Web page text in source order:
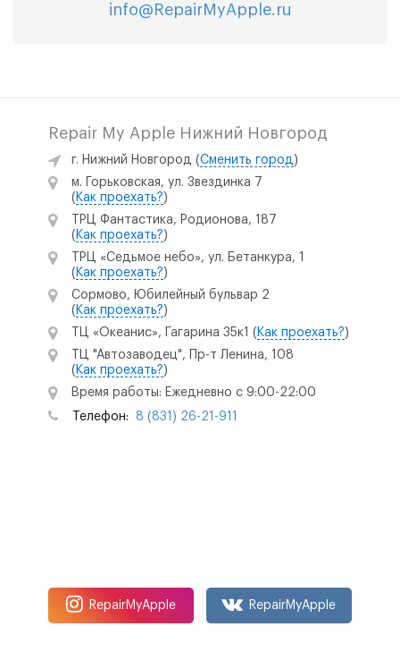
info@RepairMyApple.ru
Repair My Apple Нижний Новгород
г. Нижний Новгород (Сменить город )
м. Горьковская, ул. Звездинка 7
( Как проехать?)
ТРЦ Фантастика, Родионова, 187
( Как проехать?)
ТРЦ «Седьмое небо», ул. Бетанкура, 1
( Как проехать?)
Сормово, Юбилейный бульвар 2
( Как проехать?)
ТЦ «Океанис», Гагарина 35к1 ( Как проехать?)
ТЦ "Автозаводец", Пр-т Ленина, 108
( Как проехать?)
Время работы: Ежедневно с 9:00-22:00
Телефон: 8 (831) 26-21-911
RepairMyApple RepairMyApple